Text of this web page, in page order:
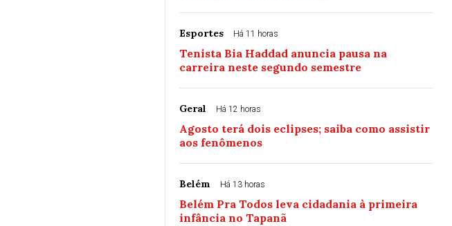
Esportes Há 11 horas
Tenista Bia Haddad anuncia pausa na
carreira neste segundo semestre
Geral Há 12 horas
Agosto terá dois eclipses; saiba como assistir
aos fenômenos
Belém Há 13 horas
Belém Pra Todos leva cidadania à primeira
infância no Tapanã